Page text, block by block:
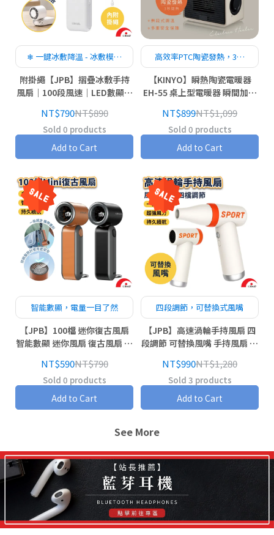
❄ 一鍵冰敷降溫 - 冰敷模式
快速帶來沁涼感，炎熱天氣
也能立即舒適降溫
附掛繩【JPB】摺疊冰敷手持
風扇｜100段風速｜LED數顯｜
NT$790NT$890
Sold 0 products
Add to Cart
高效率PTC陶瓷發熱，3秒
速熱，無明火安全不耗氧
【KINYO】瞬熱陶瓷電暖器
EH-55 桌上型電暖器 瞬間加熱
NT$899NT$1,099
Sold 0 products
Add to Cart
智能數顯，電量一目了然
【JPB】100檔 迷你復古風扇
智能數顯 迷你風扇 復古風扇 風
NT$590NT$790
Sold 0 products
Add to Cart
四段調節，可替換式風嘴
【JPB】高速渦輪手持風扇 四
段調節 可替換風嘴 手持風扇 風
NT$990NT$1,280
Sold 3 products
Add to Cart
See More